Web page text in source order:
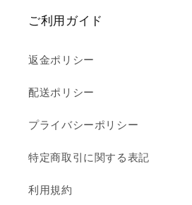
ご利用ガイド
返金ポリシー
配送ポリシー
プライバシーポリシー
特定商取引に関する表記
利用規約